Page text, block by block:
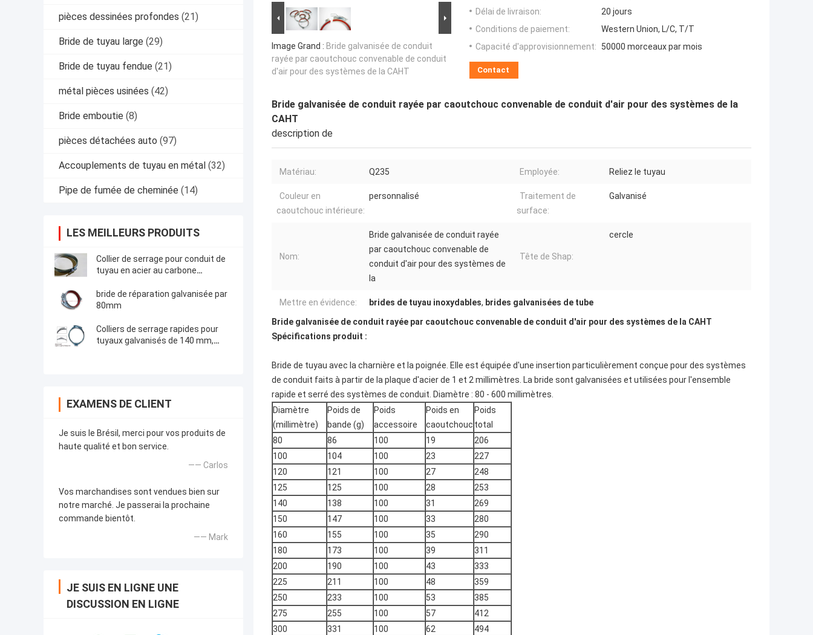
pièces dessinées profondes (21)
Bride de tuyau large (29)
Bride de tuyau fendue (21)
métal pièces usinées (42)
Bride emboutie (8)
pièces détachées auto (97)
Accouplements de tuyau en métal (32)
Pipe de fumée de cheminée (14)
LES MEILLEURS PRODUITS
Collier de serrage pour conduit de
tuyau en acier au carbone
bride de réparation galvanisée par
80mm
Colliers de serrage rapides pour
tuyaux galvanisés de 140 mm,
EXAMENS DE CLIENT
Je suis le Brésil, merci pour vos produits de
haute qualité et bon service.
—— Carlos
Vos marchandises sont vendues bien sur
notre marché. Je passerai la prochaine
commande bientôt.
—— Mark
JE SUIS EN LIGNE UNE
DISCUSSION EN LIGNE
Image Grand : Bride galvanisée de conduit
rayée par caoutchouc convenable de conduit
d'air pour des systèmes de la CAHT
Délai de livraison:
20 jours
Conditions de paiement:
Western Union, L/C, T/T
Capacité d'approvisionnement:
50000 morceaux par mois
Contact
Bride galvanisée de conduit rayée par caoutchouc convenable de conduit d'air pour des systèmes de la
CAHT
description de
Matériau: Q235 Employée: Reliez le tuyau
Couleur en
caoutchouc intérieure:
personnalisé
Traitement de
surface:
Galvanisé
Nom:
Bride galvanisée de conduit rayée
par caoutchouc convenable de
conduit d'air pour des systèmes de
la
Tête de Shap:
cercle
Mettre en évidence: brides de tuyau inoxydables, brides galvanisées de tube
Bride galvanisée de conduit rayée par caoutchouc convenable de conduit d'air pour des systèmes de la CAHT
Spécifications produit :
Bride de tuyau avec la charnière et la poignée. Elle est équipée d'une insertion particulièrement conçue pour des systèmes
de conduit faits à partir de la plaque d'acier de 1 et 2 millimètres. La bride sont galvanisées et utilisées pour l'ensemble
rapide et serré des systèmes de conduit. Diamètre : 80 - 600 millimètres.
Diamètre
(millimètre)
Poids de
bande (g)
Poids
accessoire
Poids en
caoutchouc
Poids
total
80
86 100 19
206
100
104 100 23
227
120
121 100 27
248
125
125 100 28
253
140
138 100 31
269
150
147 100 33
280
160
155 100 35
290
180
173 100 39
311
200
190 100 43
333
225
211 100 48
359
250
233 100 53
385
275
255 100 57
412
300
331 100 62
494